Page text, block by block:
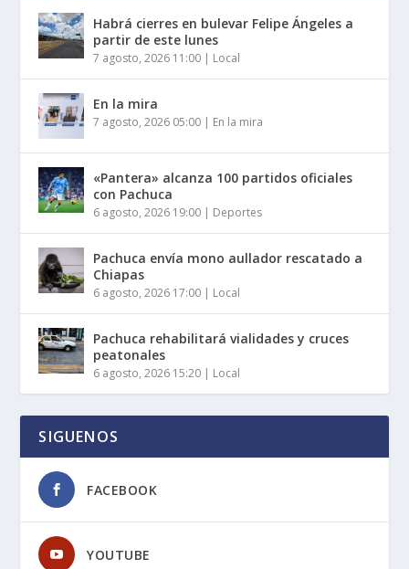
Habrá cierres en bulevar Felipe Ángeles a
partir de este lunes
7 agosto, 2026 11:00 | Local
En la mira
7 agosto, 2026 05:00 | En la mira
«Pantera» alcanza 100 partidos oficiales
con Pachuca
6 agosto, 2026 19:00 | Deportes
Pachuca envía mono aullador rescatado a
Chiapas
6 agosto, 2026 17:00 | Local
Pachuca rehabilitará vialidades y cruces
peatonales
6 agosto, 2026 15:20 | Local
SIGUENOS
FACEBOOK
YOUTUBE